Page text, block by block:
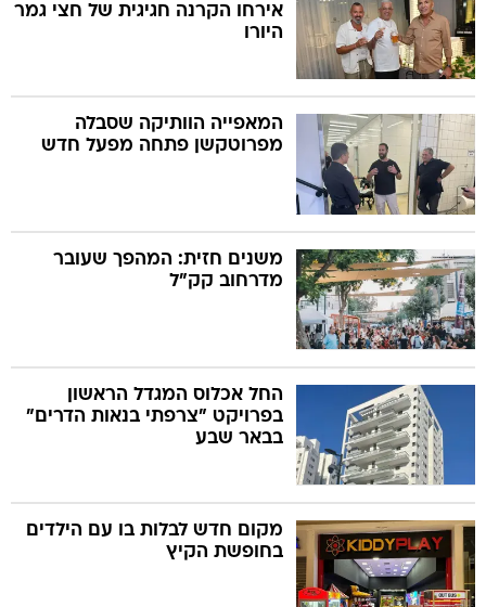
אירחו הקרנה חגיגית של חצי גמר
היורו
המאפייה הוותיקה שסבלה
מפרוטקשן פתחה מפעל חדש
משנים חזית: המהפך שעובר
מדרחוב קק"ל
החל אכלוס המגדל הראשון
בפרויקט "צרפתי בנאות הדרים"
בבאר שבע
מקום חדש לבלות בו עם הילדים
בחופשת הקיץ